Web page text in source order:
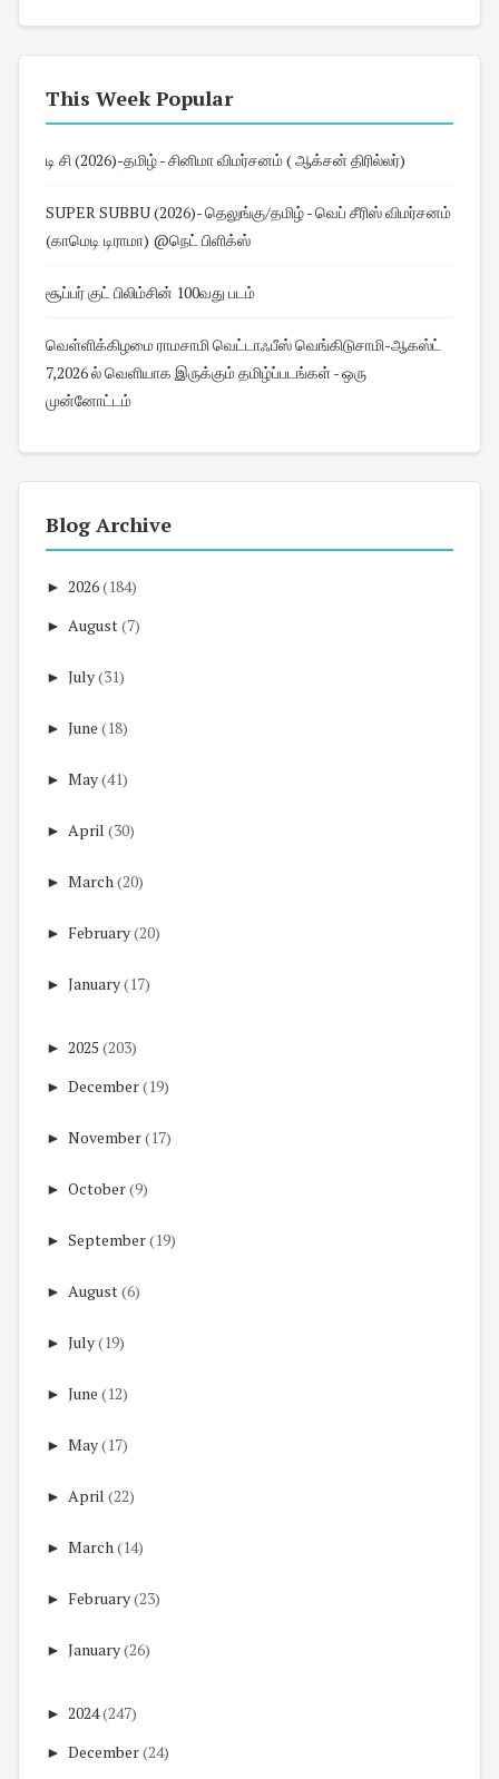
This Week Popular
டி சி (2026)-தமிழ் - சினிமா விமர்சனம் ( ஆக்சன் திரில்லர்)
SUPER SUBBU (2026)- தெலுங்கு/தமிழ் - வெப் சீரிஸ் விமர்சனம்
(காமெடி டிராமா) @நெட் பிளிக்ஸ்
சூப்பர் குட் பிலிம்சின் 100வது படம்
வெள்ளிக்கிழமை ராமசாமி வெட்டாஃபீஸ் வெங்கிடுசாமி-ஆகஸ்ட்
7,2026 ல் வெளியாக இருக்கும் தமிழ்ப்படங்கள் - ஒரு
முன்னோட்டம்
Blog Archive
► 2026(184)
► August(7)
► July(31)
► June (18)
► May(41)
► April (30)
► March(20)
► February(20)
► January(17)
► 2025 (203)
► December(19)
► November(17)
► October(9)
► September(19)
► August(6)
► July(19)
► June (12)
► May(17)
► April (22)
► March(14)
► February(23)
► January(26)
► 2024(247)
► December(24)